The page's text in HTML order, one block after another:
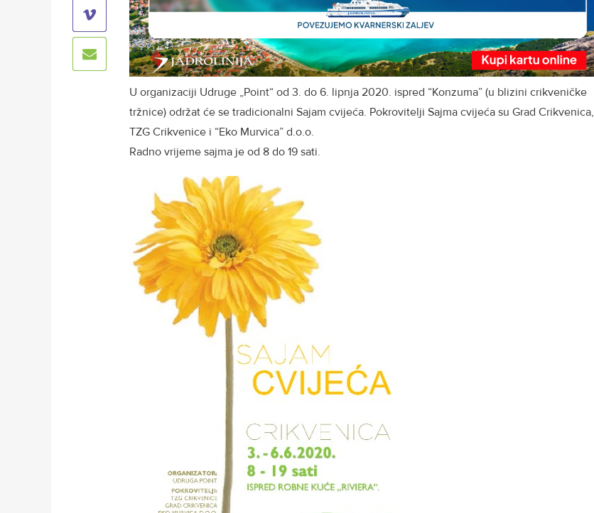
U organizaciji Udruge „Point“ od 3. do 6. lipnja 2020. ispred “Konzuma” (u blizini crikveničke
tržnice) održat će se tradicionalni Sajam cvijeća. Pokrovitelji Sajma cvijeća su Grad Crikvenica,
TZG Crikvenice i “Eko Murvica” d.o.o.
Radno vrijeme sajma je od 8 do 19 sati.